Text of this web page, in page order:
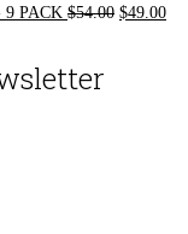
9 PACK $54.00 Original
$49.00